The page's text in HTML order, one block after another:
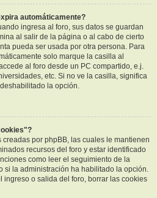
automáticamente?
ingresa al foro, sus datos se guardan
al salir de la página o al cabo de cierto
pueda ser usada por otra persona. Para
solo marque la casilla al
al foro desde un PC compartido, e.j.
etc. Si no ve la casilla, significa
la opción.
por phpBB, las cuales le mantienen
recursos del foro y estar identificado
como leer el seguimiento de la
si la administración ha habilitado la opción.
ingreso o salida del foro, borrar las cookies